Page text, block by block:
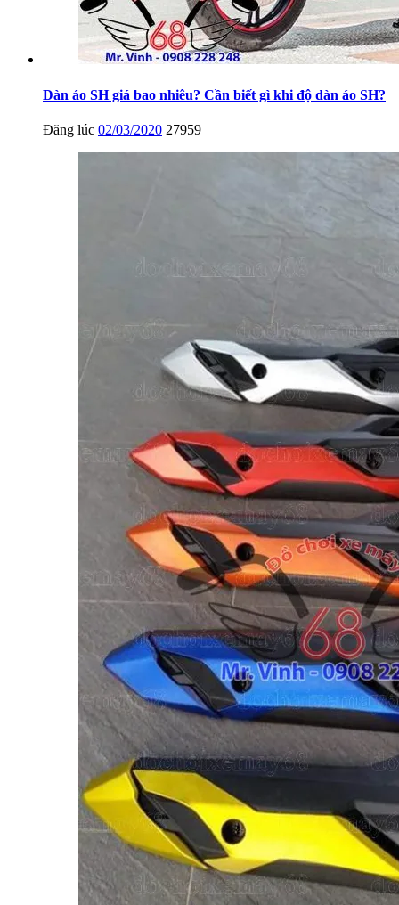
Dàn áo SH giá bao nhiêu? Cần biết gì khi độ dàn áo SH?
Đăng lúc 02/03/2020 27959